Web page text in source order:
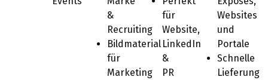
&
Recruiting
Bildmaterial
für
Marketing
für
Website,
LinkedIn
&
PR
Websites
und
Portale
Schnelle
Lieferung